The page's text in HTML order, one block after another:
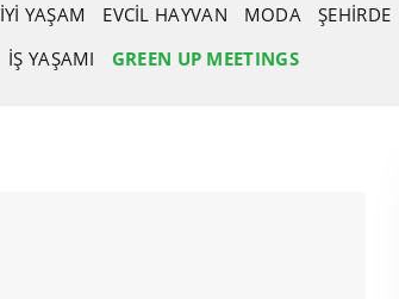
İYİ YAŞAM EVCIL HAYVAN MODA ŞEHIRDE
İŞ YAŞAMI GREEN UP MEETINGS